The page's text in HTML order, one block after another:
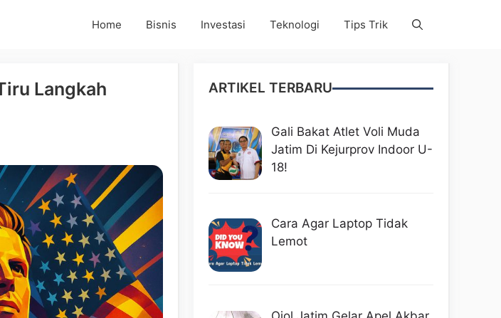
Home Bisnis Investasi Teknologi Tips Trik
Langkah
ARTIKEL TERBARU
Gali Bakat Atlet Voli Muda
Jatim Di Kejurprov Indoor U-
18!
Cara Agar Laptop Tidak
Lemot